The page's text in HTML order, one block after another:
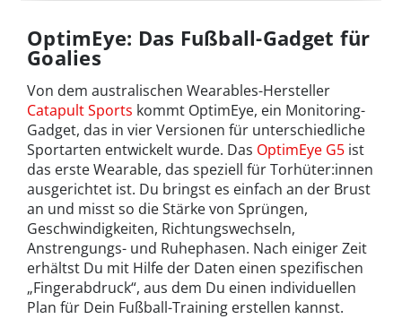
OptimEye: Das Fußball-Gadget für
Goalies
Von dem australischen Wearables-Hersteller
Catapult Sports kommt OptimEye, ein Monitoring-
Gadget, das in vier Versionen für unterschiedliche
Sportarten entwickelt wurde. Das OptimEye G5 ist
das erste Wearable, das speziell für Torhüter:innen
ausgerichtet ist. Du bringst es einfach an der Brust
an und misst so die Stärke von Sprüngen,
Geschwindigkeiten, Richtungswechseln,
Anstrengungs- und Ruhephasen. Nach einiger Zeit
erhältst Du mit Hilfe der Daten einen spezifischen
„Fingerabdruck“, aus dem Du einen individuellen
Plan für Dein Fußball-Training erstellen kannst.